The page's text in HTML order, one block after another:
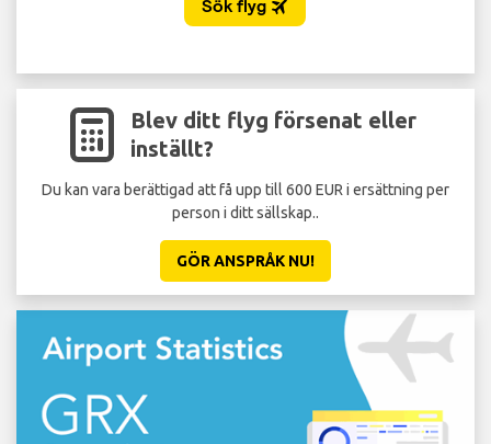
Blev ditt flyg försenat eller
inställt?
Du kan vara berättigad att få upp till 600 EUR i ersättning per
person i ditt sällskap..
GÖR ANSPRÅK NU!